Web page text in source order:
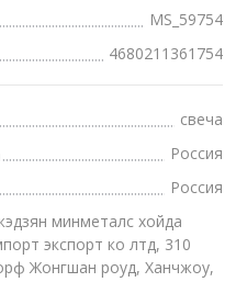
MS_59754
4680211361754
свеча
Россия
Россия
минметалс хойда
экспорт ко лтд, 310
Жонгшан роуд, Ханчжоу,